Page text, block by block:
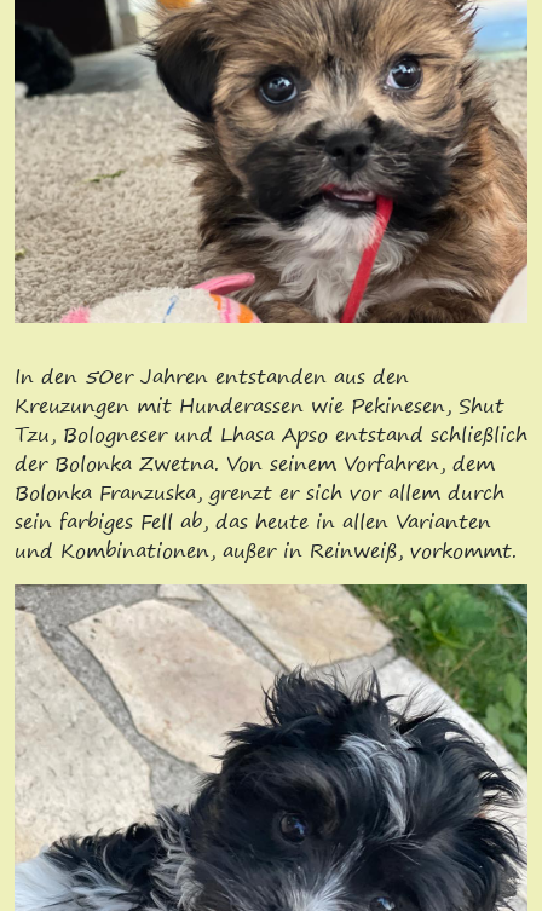
In den 50er Jahren entstanden aus den
Kreuzungen mit Hunderassen wie Pekinesen, Shut
Tzu, Bologneser und Lhasa Apso entstand schließlich
der Bolonka Zwetna. Von seinem Vorfahren, dem
Bolonka Franzuska, grenzt er sich vor allem durch
sein farbiges Fell ab, das heute in allen Varianten
und Kombinationen, außer in Reinweiß, vorkommt.